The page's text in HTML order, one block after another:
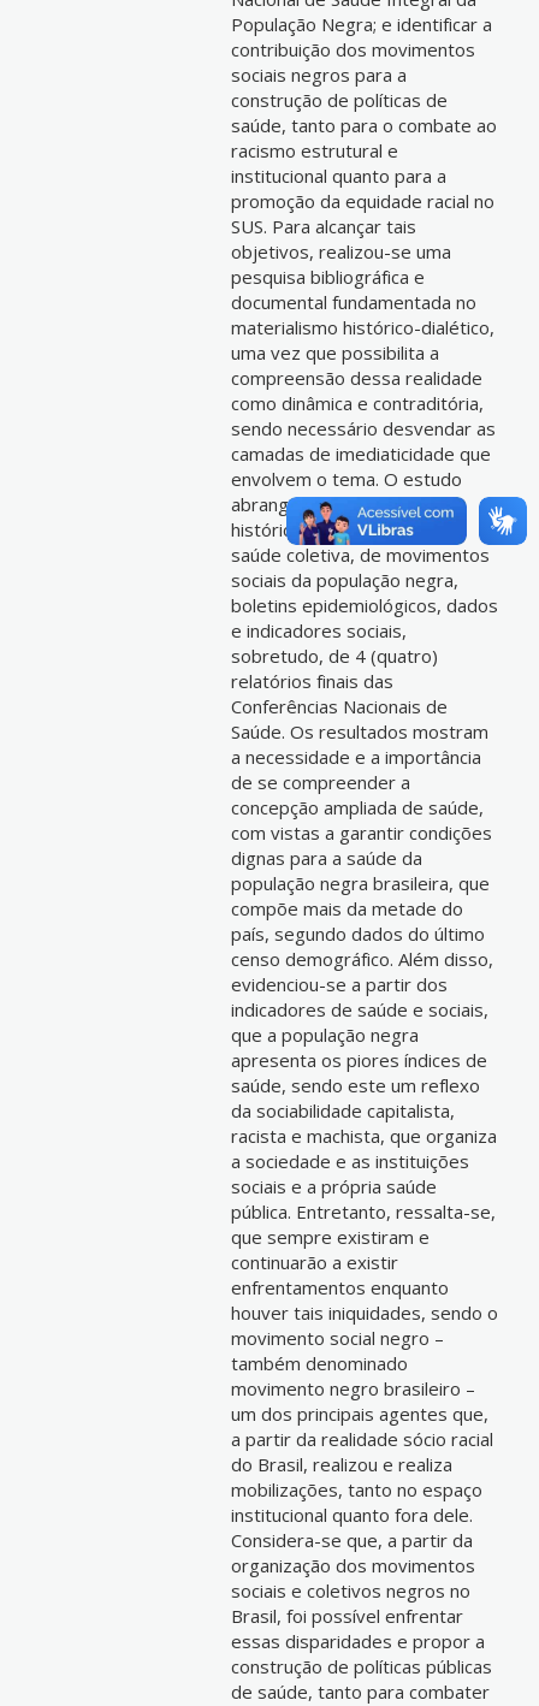
População Negra; e identificar a
contribuição dos movimentos
sociais negros para a
construção de políticas de
saúde, tanto para o combate ao
racismo estrutural e
institucional quanto para a
promoção da equidade racial no
SUS. Para alcançar tais
objetivos, realizou-se uma
pesquisa bibliográfica e
documental fundamentada no
materialismo histórico-dialético,
uma vez que possibilita a
compreensão dessa realidade
como dinâmica e contraditória,
sendo necessário desvendar as
camadas de imediaticidade que
envolvem o tema. O estudo
abrangeu documentos
históricos de referência da
saúde coletiva, de movimentos
sociais da população negra,
boletins epidemiológicos, dados
e indicadores sociais,
sobretudo, de 4 (quatro)
relatórios finais das
Conferências Nacionais de
Saúde. Os resultados mostram
a necessidade e a importância
de se compreender a
concepção ampliada de saúde,
com vistas a garantir condições
dignas para a saúde da
população negra brasileira, que
compõe mais da metade do
país, segundo dados do último
censo demográfico. Além disso,
evidenciou-se a partir dos
indicadores de saúde e sociais,
que a população negra
apresenta os piores índices de
saúde, sendo este um reflexo
da sociabilidade capitalista,
racista e machista, que organiza
a sociedade e as instituições
sociais e a própria saúde
pública. Entretanto, ressalta-se,
que sempre existiram e
continuarão a existir
enfrentamentos enquanto
houver tais iniquidades, sendo o
movimento social negro –
também denominado
movimento negro brasileiro –
um dos principais agentes que,
a partir da realidade sócio racial
do Brasil, realizou e realiza
mobilizações, tanto no espaço
institucional quanto fora dele.
Considera-se que, a partir da
organização dos movimentos
sociais e coletivos negros no
Brasil, foi possível enfrentar
essas disparidades e propor a
construção de políticas públicas
de saúde, tanto para combater